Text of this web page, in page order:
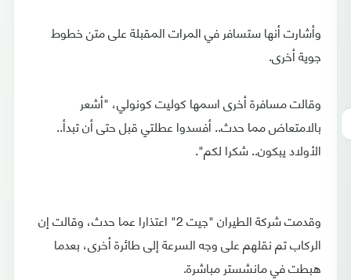
وأشارت أنها ستسافر في المرات المقبلة على متن خطوط
جوية أخرى.
وقالت مسافرة أخرى اسمها كوليت كونولي، "أشعر
بالامتعاض مما حدث.. أفسدوا عطلتي قبل حتى أن تبدأ..
الأولاد يبكون.. شكرا لكم".
وقدمت شركة الطيران "جيت 2" اعتذارا عما حدث، وقالت إن
الركاب تم نقلهم على وجه السرعة إلى طائرة أخرى، بعدما
هبطت في مانشستر مباشرة.